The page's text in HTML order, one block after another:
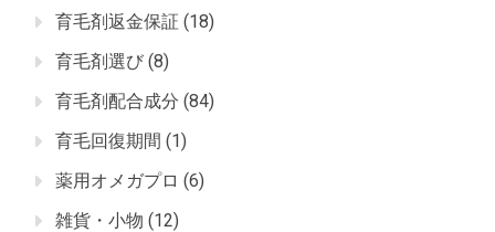
育毛剤返金保証 (18)
育毛剤選び (8)
育毛剤配合成分 (84)
育毛回復期間 (1)
薬用オメガプロ (6)
雑貨・小物 (12)